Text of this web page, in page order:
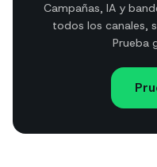
Campañas, IA y
todos los canales,
Prueba